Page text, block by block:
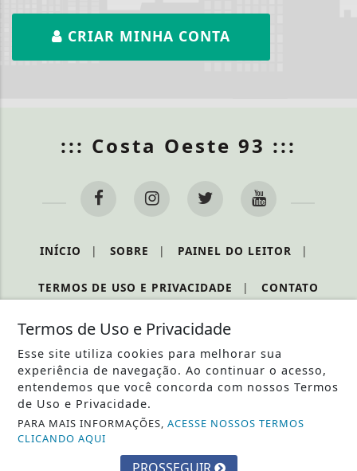
CRIAR MINHA CONTA
::: Costa Oeste 93 :::
INÍCIO | SOBRE | PAINEL DO LEITOR |
TERMOS DE USO E PRIVACIDADE | CONTATO
COSTA OESTE 93 - TODOS OS DIREITOS RESERVADOS
Termos de Uso e Privacidade
Esse site utiliza cookies para melhorar sua
experiência de navegação. Ao continuar o acesso,
entendemos que você concorda com nossos Termos
de Uso e Privacidade.
PARA MAIS INFORMAÇÕES,ACESSE NOSSOS TERMOS
CLICANDO AQUI